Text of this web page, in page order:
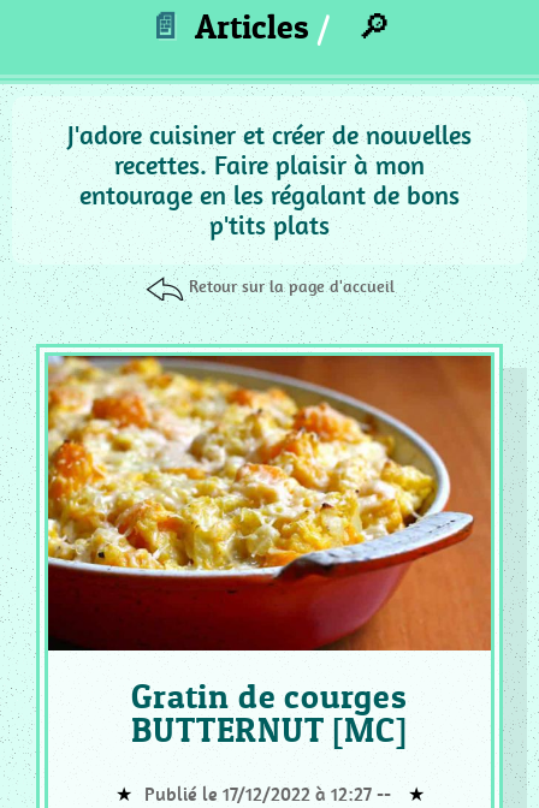
📄 Articles 🔎
_
ACCOMPAGNEMENT
MC
_
PUREE
MC
_
GRATIN
MC
_
SAUCE
MC
PIZZA
QUICHE
MC
PATISSERIE
VIENNOISSERIE
J'adore cuisiner et créer de nouvelles
recettes. Faire plaisir à mon
entourage en les régalant de bons
p'tits plats
Retour sur la page d'accueil
Gratin de courges
BUTTERNUT [MC]
Publié le 17/12/2022 à 12:27 --